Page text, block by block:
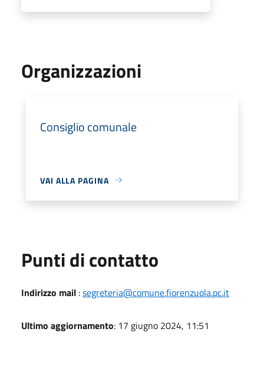
Organizzazioni
Consiglio comunale
VAI ALLA PAGINA
Punti di contatto
Indirizzo mail :segreteria@comune.fiorenzuola.pc.it
Ultimo aggiornamento: 17 giugno 2024, 11:51